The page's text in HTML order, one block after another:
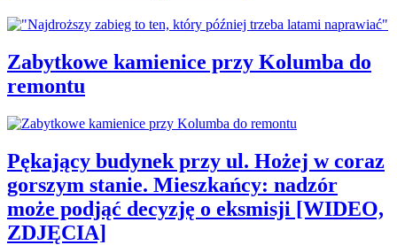
Zabytkowe kamienice przy Kolumba do
remontu
Pękający budynek przy ul. Hożej w coraz
gorszym stanie. Mieszkańcy: nadzór
może podjąć decyzję o eksmisji [WIDEO,
ZDJĘCIA]